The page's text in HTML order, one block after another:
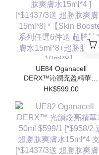
UE84 Oganacell
DERX™沁潤充盈精華霜
$599/1 ｜[*$958/2 送超
[*$1437/3送 超勝肽爽膚
水15ml*8] *【Skin
Booster 系列任選6件送
超勝肽爽膚水15ml*8+超
勝肽安瓶10ml*8】
HK$599.00